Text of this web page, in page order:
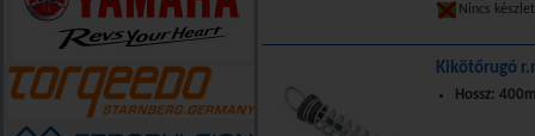
Nincs
Kikötőrugó
Hossz: